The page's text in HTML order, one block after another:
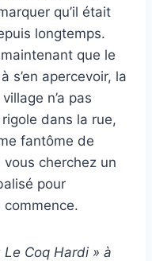
qu’il était
longtemps.
que le
s’en apercevoir, la
n’a pas
dans la rue,
fantôme de
vous cherchez un
pour
commence.
Coq Hardi » à